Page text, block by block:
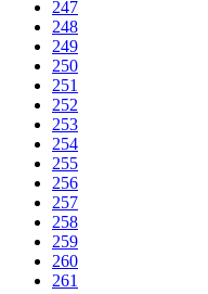
247
248
249
250
251
252
253
254
255
256
257
258
259
260
261